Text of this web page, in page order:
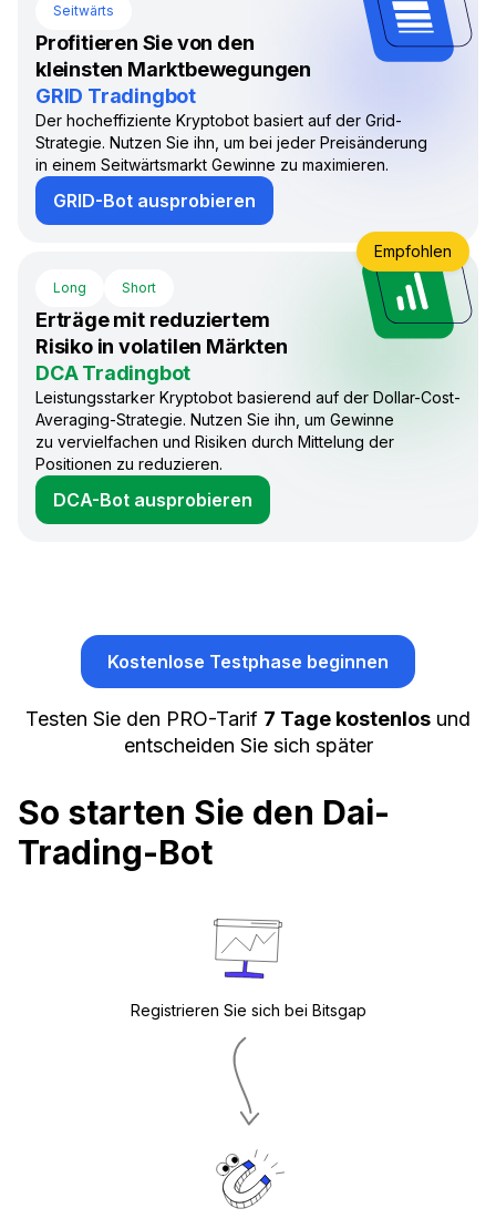
Seitwärts
Profitieren Sie von den
kleinsten Marktbewegungen
GRID Tradingbot
Der hocheffiziente Kryptobot basiert auf der Grid-
Strategie. Nutzen Sie ihn, um bei jeder Preisänderung
in einem Seitwärtsmarkt Gewinne zu maximieren.
GRID-Bot ausprobieren
Long Short
Erträge mit reduziertem
Risiko in volatilen Märkten
DCA Tradingbot
Leistungsstarker Kryptobot basierend auf der Dollar-Cost-
Averaging-Strategie. Nutzen Sie ihn, um Gewinne
zu vervielfachen und Risiken durch Mittelung der
Positionen zu reduzieren.
DCA-Bot ausprobieren
Empfohlen
Kostenlose Testphase beginnen
Testen Sie den PRO-Tarif 7 Tage kostenlos und
entscheiden Sie sich später
So starten Sie den Dai-
Trading-Bot
Registrieren Sie sich bei Bitsgap